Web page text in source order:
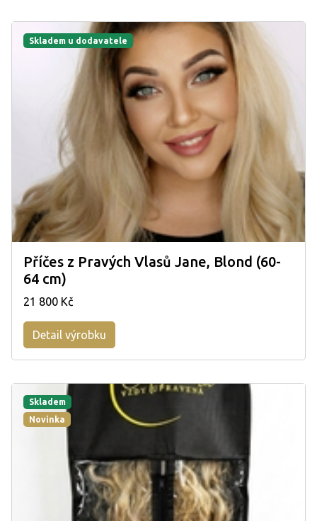
Skladem u dodavatele
Příčes z Pravých Vlasů Jane, Blond (60-
64 cm)
21 800 Kč
Detail výrobku
Skladem
Novinka